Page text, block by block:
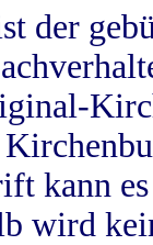
der
kann
wird